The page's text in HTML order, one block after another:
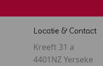
Locatie & Contact
Kreeft 31 a
4401NZ Yerseke